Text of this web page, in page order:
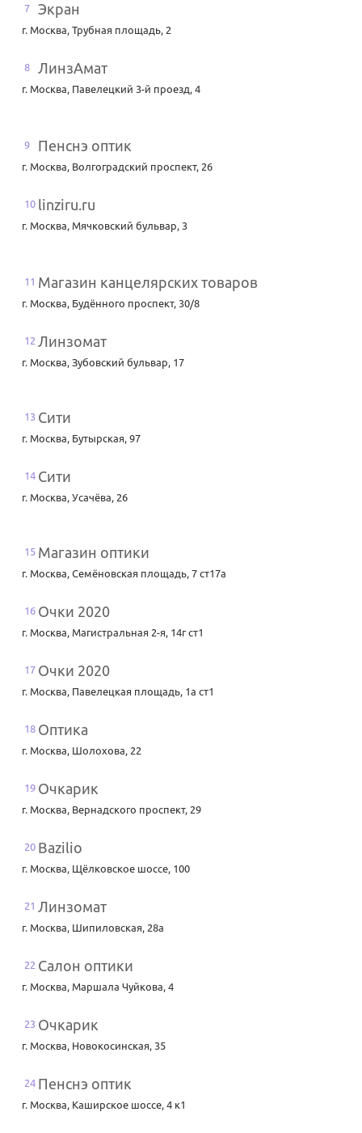
7 Экран
г. Москва, Трубная площадь, 2
8 ЛинзАмат
г. Москва, Павелецкий 3-й проезд, 4
9 Пенснэ оптик
г. Москва, Волгоградский проспект, 26
10 linziru.ru
г. Москва, Мячковский бульвар, 3
11 Магазин канцелярских товаров
г. Москва, Будённого проспект, 30/8
12 Линзомат
г. Москва, Зубовский бульвар, 17
13 Сити
г. Москва, Бутырская, 97
14 Сити
г. Москва, Усачёва, 26
15 Магазин оптики
г. Москва, Семёновская площадь, 7 ст17а
16 Очки 2020
г. Москва, Магистральная 2-я, 14г ст1
17 Очки 2020
г. Москва, Павелецкая площадь, 1а ст1
18 Оптика
г. Москва, Шолохова, 22
19 Очкарик
г. Москва, Вернадского проспект, 29
20 Bazilio
г. Москва, Щёлковское шоссе, 100
21 Линзомат
г. Москва, Шипиловская, 28а
22 Салон оптики
г. Москва, Маршала Чуйкова, 4
23 Очкарик
г. Москва, Новокосинская, 35
24 Пенснэ оптик
г. Москва, Каширское шоссе, 4 к1